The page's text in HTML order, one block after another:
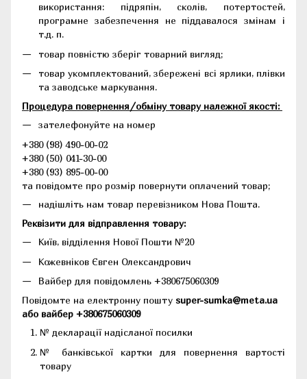
використання: підряпін, сколів, потертостей,
програмне забезпечення не піддавалося змінам і
т.д. п.
товар повністю зберіг товарний вигляд;
товар укомплектований, збережені всі ярлики, плівки
та заводське маркування.
Процедура повернення/обміну товару належної якості:
зателефонуйте на номер
+380 (98) 490-00-02
+380 (50) 041-30-00
+380 (93) 895-00-00
та повідомте про розмір повернути оплачений товар;
надішліть нам товар перевізником Нова Пошта.
Реквізити для відправлення товару:
Київ, відділення Нової Пошти №20
Кожевніков Євген Олександрович
Вайбер для повідомлень +380675060309
Повідомте на електронну пошту super-sumka@meta.ua
або вайбер +380675060309
№ декларації надісланої посилки
№ банківської картки для повернення вартості
товару